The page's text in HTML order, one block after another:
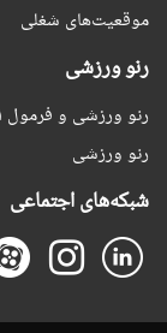
موقعیت‌های شغلی
رنو ورزشی
رنو ورزشی و فرمول ۱
رنو ورزشی
شبکه‌های اجتماعی